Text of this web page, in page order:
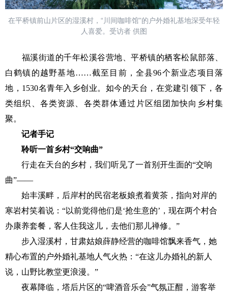
在平桥镇前山片区的湿溪村，“川间咖啡馆”的户外婚礼基地深受年轻
人喜爱。受访者 供图
福溪街道的千年松溪谷营地、平桥镇的栖客松鼠部落、
白鹤镇的越野基地……截至目前，全县96个新业态项目落
地，1530名青年入乡创业。如今的天台，在党建引领下，各
类组织、各类资源、各类群体通过片区组团加快向乡村集
聚。
记者手记
聆听一首乡村“交响曲”
行走在天台的乡村，我们听见了一首别开生面的“交响
曲”——
始丰溪畔，后岸村的民宿老板娘煮着黄茶，指向对岸的
寒岩村笑着说：“以前觉得他们是‘抢生意的’，现在两个村合
办康养套餐，客人住我这儿，去他们那儿禅修。”
步入湿溪村，甘肃姑娘薛静经营的咖啡馆飘来香气，她
精心布置的户外婚礼基地人气火热：“在这儿办婚礼的新人
说，山野比教堂更浪漫。”
夜幕降临，塔后片区的“啤酒音乐会”气氛正酣，游客举